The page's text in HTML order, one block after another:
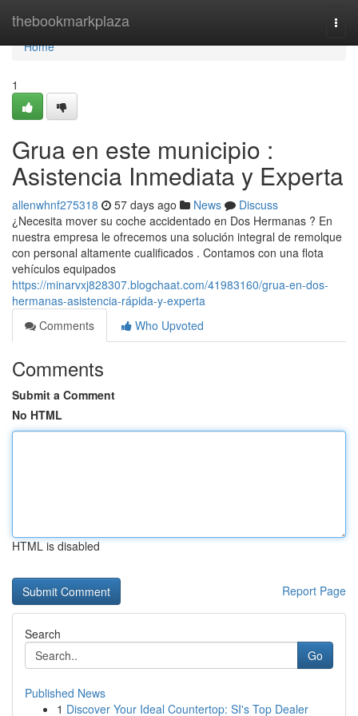
thebookmarkplaza
Home
Home
1
Grua en este municipio :
Asistencia Inmediata y Experta
allenwhnf275318 57 days ago News
Discuss
¿Necesita mover su coche accidentado en Dos Hermanas ? En
nuestra empresa le ofrecemos una solución integral de remolque
con personal altamente cualificados . Contamos con una flota
vehículos equipados
https://minarvxj828307.blogchaat.com/41983160/grua-en-dos-
hermanas-asistencia-rápida-y-experta
Comments
Who Upvoted
Comments
Submit a Comment
No HTML
HTML is disabled
Report Page
Search
Go
Published News
1 Discover Your Ideal Countertop: SI's Top Dealer